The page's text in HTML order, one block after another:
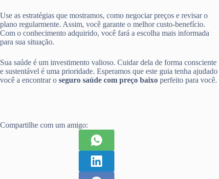
Use as estratégias que mostramos, como negociar preços e revisar o
plano regularmente. Assim, você garante o melhor custo-benefício.
Com o conhecimento adquirido, você fará a escolha mais informada
para sua situação.
Sua saúde é um investimento valioso. Cuidar dela de forma consciente
e sustentável é uma prioridade. Esperamos que este guia tenha ajudado
você a encontrar o seguro saúde com preço baixo perfeito para você.
Compartilhe com um amigo: